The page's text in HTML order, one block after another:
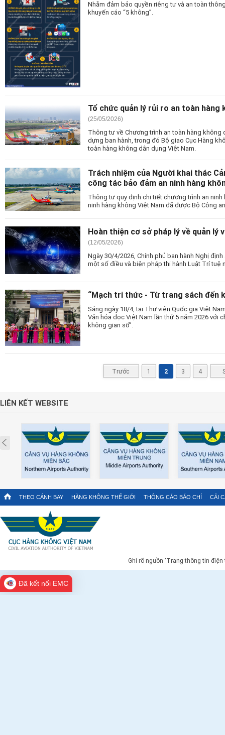
Nhằm đảm bảo quyền riêng tư và an toàn
khuyến cáo “5 không”.
Tổ chức quản lý rủi ro an toàn hàng
(25/05/2026)
Thông tư về Chương trình an toàn hàng
dựng ban hành, trong đó Bộ giao Cục Hàng
toàn hàng không dân dụng Việt Nam.
Trách nhiệm của Người khai thác
công tác bảo đảm an ninh hàng
Thông tư quy định chi tiết chương trình an
ninh hàng không Việt Nam đã được Bộ Công
Hoàn thiện cơ sở pháp lý về quản
(12/05/2026)
Ngày 30/4/2026, Chính phủ ban hành Nghị
một số điều và biện pháp thi hành Luật Trí tuệ
“Mạch tri thức - Từ trang sách đến
Sáng ngày 18/4, tại Thư viện Quốc gia Việt
Văn hóa đọc Việt Nam lần thứ 5 năm 2026 với
không gian số”.
Trước 1 2 3 4
LIÊN KẾT WEBSITE
Prev
THEO CÁNH BAY HÀNG KHÔNG THẾ GIỚI THÔNG CÁO BÁO CHÍ CẢI
Ghi rõ nguồn 'Trang thông tin
Đã kết nối EMC